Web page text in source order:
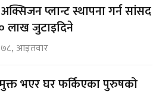
प्लान्ट स्थापना गर्न सांसद
लाख जुटाइदिने
आइतवार
भएर घर फर्किएका पुरुषको